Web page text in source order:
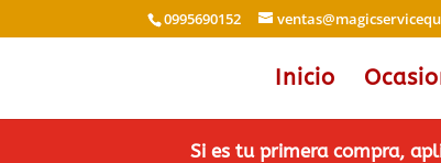
0995690152
Inicio
Si es tu primera compra,